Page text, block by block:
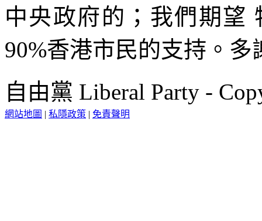
中央政府的；我們期望
90%香港市民的支持。多
自由黨 Liberal Party -
網站地圖 | 私隱政策 | 免責聲明